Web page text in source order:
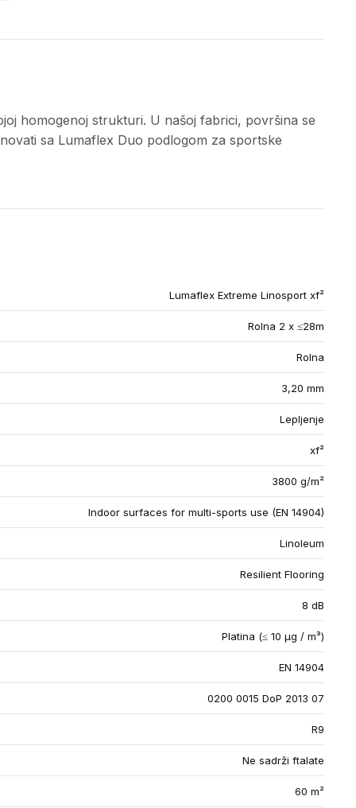
homogenoj strukturi. U našoj fabrici, površina se
sa Lumaflex Duo podlogom za sportske
Lumaflex Extreme Linosport xf²
Rolna 2 x ≤28m
Rolna
3,20 mm
Lepljenje
xf²
3800 g/m²
Indoor surfaces for multi-sports use (EN 14904)
Linoleum
Resilient Flooring
8 dB
Platina (≤ 10 µg / m³)
EN 14904
0200 0015 DoP 2013 07
R9
Ne sadrži ftalate
60 m²